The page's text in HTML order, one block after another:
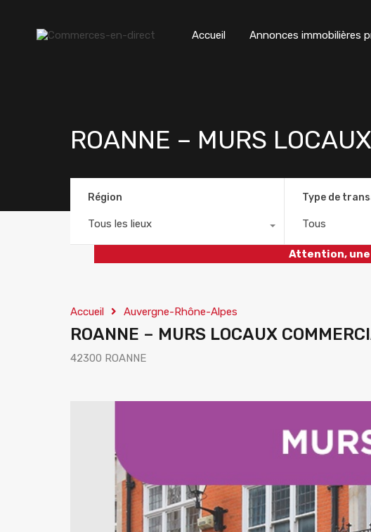
Accueil Annonces immobilières
ROANNE – MURS
Région
Tous les lieux
Type de
Tous
Attention,
Accueil Auvergne-Rhône-Alpes
ROANNE – MURS LOCAUX
42300 ROANNE